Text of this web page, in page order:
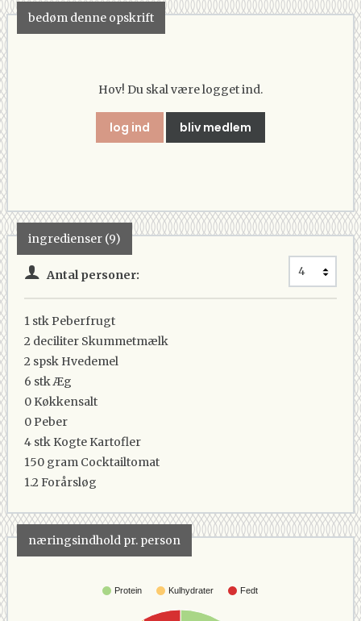
bedøm denne opskrift
Hov! Du skal være logget ind.
log ind bliv medlem
ingredienser (9)
Antal personer:
1 stkPeberfrugt
2 deciliter Skummetmælk
2 spsk Hvedemel
6 stkÆg
0 Køkkensalt
0Peber
4 stk Kogte Kartofler
150 gram Cocktailtomat
1.2Forårsløg
næringsindhold pr. person
Protein Kulhydrater Fedt